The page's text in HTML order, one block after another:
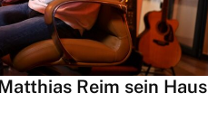
Reim sein Haus